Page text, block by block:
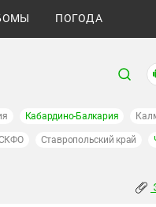
ПОГОДА
Кабардино-Балкария
Ставропольский край